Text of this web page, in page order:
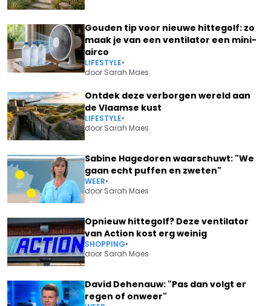
Gouden tip voor nieuwe hittegolf: zo
maak je van een ventilator een mini-
airco
LIFESTYLE•
door Sarah Maes
Ontdek deze verborgen wereld aan
de Vlaamse kust
LIFESTYLE•
door Sarah Maes
Sabine Hagedoren waarschuwt: "We
gaan echt puffen en zweten"
WEER•
door Sarah Maes
Opnieuw hittegolf? Deze ventilator
van Action kost erg weinig
SHOPPING•
door Sarah Maes
David Dehenauw: "Pas dan volgt er
regen of onweer"